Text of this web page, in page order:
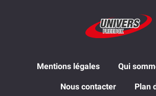
Mentions légales Qui
Nous contacter Plan